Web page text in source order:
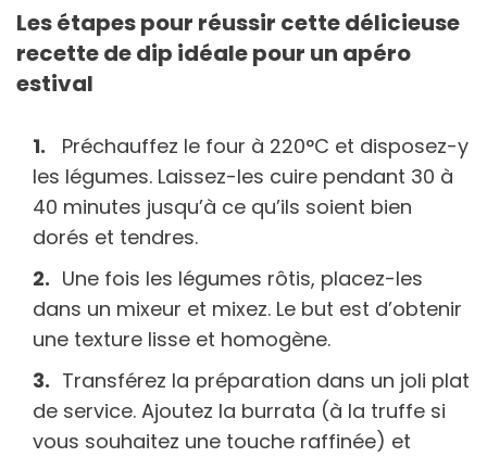
Les étapes pour réussir cette délicieuse
recette de dip idéale pour un apéro
estival
Préchauffez le four à 220°C et disposez-y
les légumes. Laissez-les cuire pendant 30 à
40 minutes jusqu’à ce qu’ils soient bien
dorés et tendres.
Une fois les légumes rôtis, placez-les
dans un mixeur et mixez. Le but est d’obtenir
une texture lisse et homogène.
Transférez la préparation dans un joli plat
de service. Ajoutez la burrata (à la truffe si
vous souhaitez une touche raffinée) et